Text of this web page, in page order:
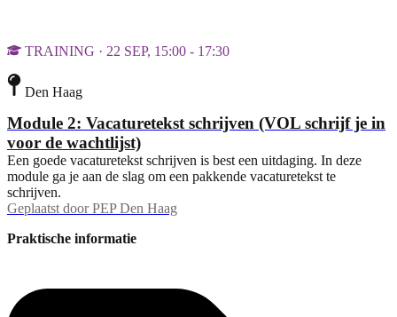
TRAINING · 22 SEP, 15:00 - 17:30
Den Haag
Module 2: Vacaturetekst schrijven (VOL schrijf je in
voor de wachtlijst)
Een goede vacaturetekst schrijven is best een uitdaging. In deze
module ga je aan de slag om een pakkende vacaturetekst te
schrijven.
Geplaatst door PEP Den Haag
Praktische informatie